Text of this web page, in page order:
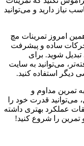
نیاز دارید و می‌توانید
امروز تمرینات مچ
حرکات ساده و پیشرفت
شوید. برای
می‌توانید به سایت
دیگر استفاده کنید.
تمرین مداوم و
می‌توانید قدرت خود را
عملکرد بهتری داشته
تمرین را شروع کنید!